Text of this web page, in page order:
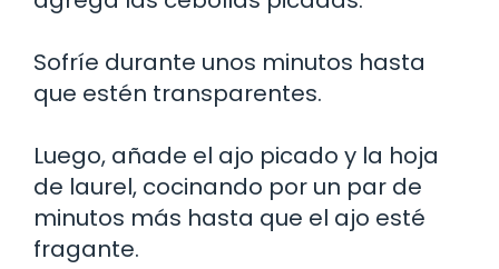
Sofríe durante unos minutos hasta
que estén transparentes.
Luego, añade el ajo picado y la hoja
de laurel, cocinando por un par de
minutos más hasta que el ajo esté
fragante.